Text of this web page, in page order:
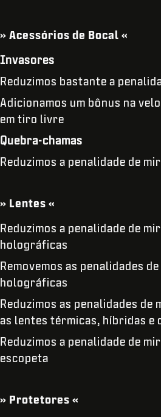
» Acessórios de Bocal «
Invasores
Reduzimos bastante a
Adicionamos um bônus na
em tiro livre
Quebra-chamas
Reduzimos a penalidade de
» Lentes «
Reduzimos a penalidade de
holográficas
Removemos as penalidades
holográficas
Reduzimos as penalidades de
as lentes térmicas, híbridas e
Reduzimos a penalidade de
escopeta
» Protetores «